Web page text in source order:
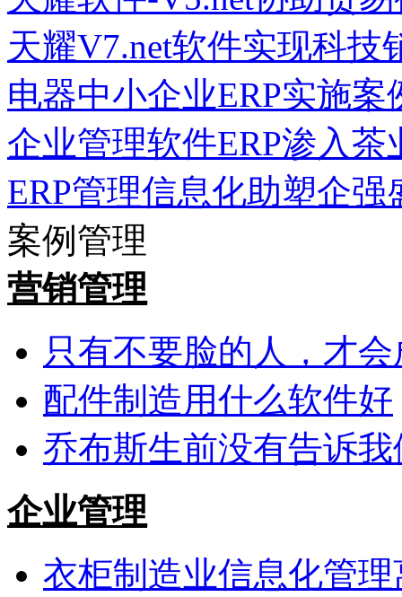
天耀V7.net软件实现科技
电器中小企业ERP实施案
企业管理软件ERP渗入茶
ERP管理信息化助塑企强
案例管理
营销管理
只有不要脸的人，才
配件制造用什么软件好
乔布斯生前没有告诉
企业管理
衣柜制造业信息化管